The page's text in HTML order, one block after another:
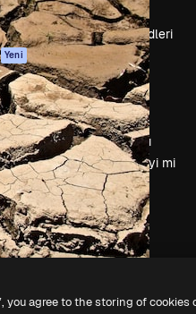
Yeni
Kariyer
Arama trendleri
Blog
Olaylar
Slidesgo
İçerik satışı
Basın odası
Magnific.ai’yi mi
arıyorsun?
you agree to the storing of